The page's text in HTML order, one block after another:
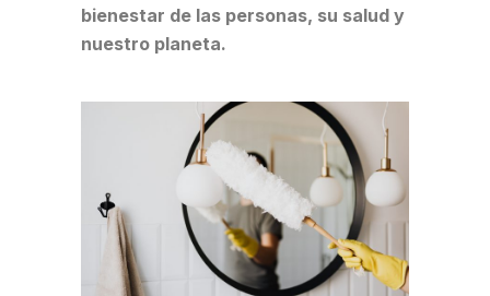
bienestar de las personas, su salud y
nuestro planeta.